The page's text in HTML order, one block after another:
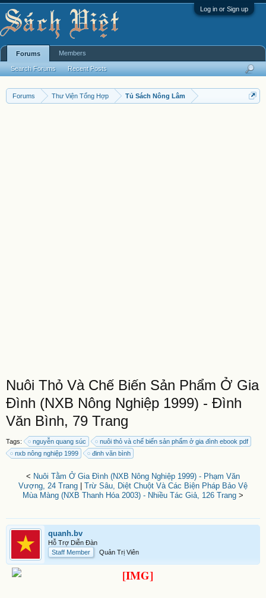
Log in or Sign up
Forums Thư Viện Tổng Hợp Tủ Sách Nông Lâm
Nuôi Thỏ Và Chế Biến Sản Phẩm Ở Gia
Đình (NXB Nông Nghiệp 1999) - Đình
Văn Bình, 79 Trang
Tags: nguyễn quang súc
nuôi thỏ và chế biến sản phẩm ở gia đình ebook pdf
nxb nông nghiệp 1999
đinh văn bình
< Nuôi Tằm Ở Gia Đình (NXB Nông Nghiệp 1999) - Phạm Văn
Vượng, 24 Trang
Trừ Sâu, Diệt Chuột Và Các Biện Pháp Bảo Vệ
Mùa Màng (NXB Thanh Hóa 2003) - Nhiều Tác Giả, 126 Trang >
quanh.bv
Hỗ Trợ Diễn Đàn
Staff Member
Quản Trị Viên
Forums
Search Forums Recent Posts
Members